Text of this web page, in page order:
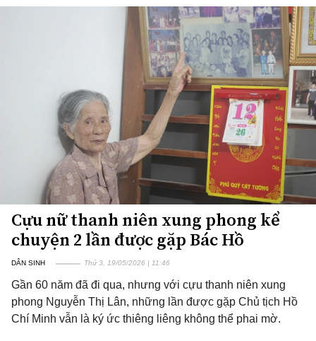
Cựu nữ thanh niên xung phong kể
chuyện 2 lần được gặp Bác Hồ
DÂN SINH Thứ 3, 19/05/2026 | 11:46
Gần 60 năm đã đi qua, nhưng với cựu thanh niên xung
phong Nguyễn Thị Lân, những lần được gặp Chủ tịch Hồ
Chí Minh vẫn là ký ức thiêng liêng không thể phai mờ.